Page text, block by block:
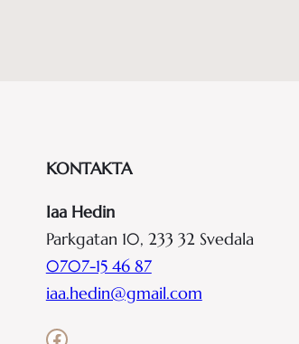
KONTAKTA
Iaa Hedin
Parkgatan 10, 233 32 Svedala
0707-15 46 87
iaa.hedin@gmail.com
Facebook